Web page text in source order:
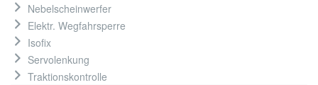
Nebelscheinwerfer
Elektr. Wegfahrsperre
Isofix
Servolenkung
Traktionskontrolle